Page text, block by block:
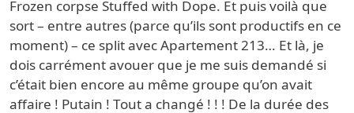
Frozen corpse Stuffed with Dope. Et puis voilà que
sort – entre autres (parce qu’ils sont productifs en ce
moment) – ce split avec Apartement 213… Et là, je
dois carrément avouer que je me suis demandé si
c’était bien encore au même groupe qu’on avait
affaire ! Putain ! Tout a changé ! ! ! De la durée des